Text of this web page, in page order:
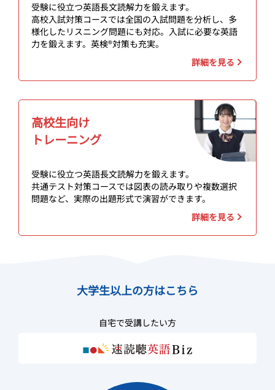
受験に役立つ英語長文読解力を鍛えます。
高校入試対策コースでは全国の入試問題を分析し、多
様化したリスニング問題にも対応。入試に必要な英語
力を鍛えます。英検®対策も充実。
詳細を見る
高校生向け
トレーニング
受験に役立つ英語長文読解力を鍛えます。
共通テスト対策コースでは図表の読み取りや複数選択
問題など、実際の出題形式で演習ができます。
詳細を見る
大学生以上の方はこちら
自宅で受講したい方